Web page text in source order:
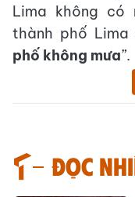
Lima không
thành phố Lima
phố không mưa”.
Đọc